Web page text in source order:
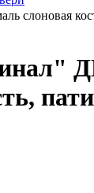
слоновая